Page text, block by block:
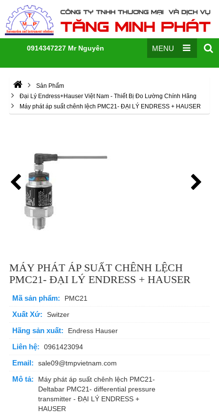
0914347227 Mr Nguyên MENU
Sản Phẩm
Đại Lý Endress+Hauser Việt Nam - Thiết Bị Đo Lường Chính Hãng
Máy phát áp suất chênh lệch PMC21- ĐẠI LÝ ENDRESS + HAUSER
MÁY PHÁT ÁP SUẤT CHÊNH LỆCH
PMC21- ĐẠI LÝ ENDRESS + HAUSER
Mã sản phẩm: PMC21
Xuất Xứ: Switzer
Hãng sản xuất: Endress Hauser
Liên hệ: 0961423094
Email: sale09@tmpvietnam.com
Mô tả:
Máy phát áp suất chênh lệch PMC21-
Deltabar PMC21- differential pressure
transmitter - ĐẠI LÝ ENDRESS +
HAUSER